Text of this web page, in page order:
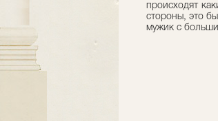
происходят
стороны, это
мужик с